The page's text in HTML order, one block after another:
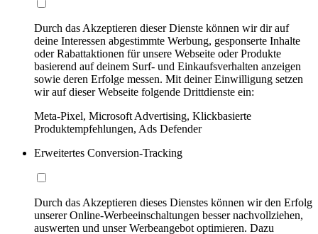
Durch das Akzeptieren dieser Dienste können wir dir auf
deine Interessen abgestimmte Werbung, gesponserte Inhalte
oder Rabattaktionen für unsere Webseite oder Produkte
basierend auf deinem Surf- und Einkaufsverhalten anzeigen
sowie deren Erfolge messen. Mit deiner Einwilligung setzen
wir auf dieser Webseite folgende Drittdienste ein:
Meta-Pixel, Microsoft Advertising, Klickbasierte
Produktempfehlungen, Ads Defender
Erweitertes Conversion-Tracking
Durch das Akzeptieren dieses Dienstes können wir den Erfolg
unserer Online-Werbeeinschaltungen besser nachvollziehen,
auswerten und unser Werbeangebot optimieren. Dazu